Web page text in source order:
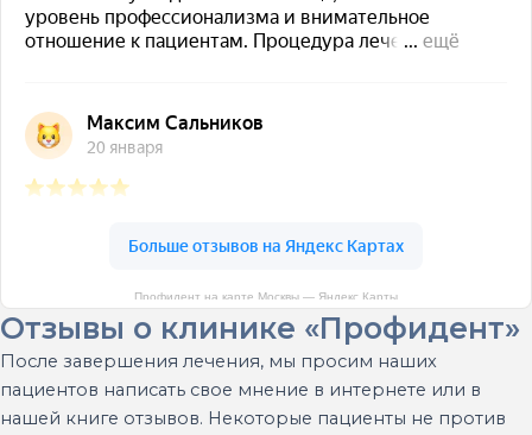
Профидент на карте Москвы — Яндекс Карты
Отзывы о клинике «Профидент»
После завершения лечения, мы просим наших
пациентов написать свое мнение в интернете или в
нашей книге отзывов. Некоторые пациенты не против